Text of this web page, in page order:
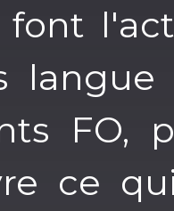
FO,
ce